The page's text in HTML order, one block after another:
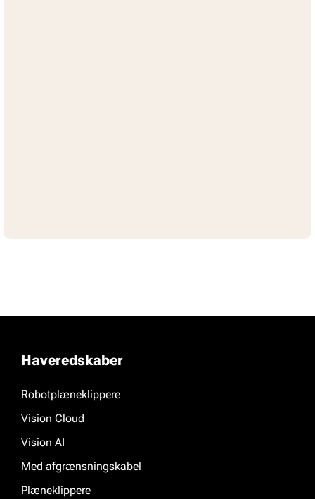
Haveredskaber
Robotplæneklippere
Vision Cloud
Vision AI
Med afgrænsningskabel
Plæneklippere